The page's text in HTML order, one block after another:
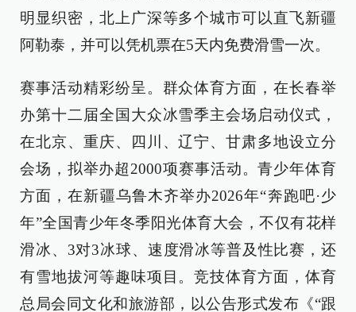
明显织密，北上广深等多个城市可以直飞新疆
阿勒泰，并可以凭机票在5天内免费滑雪一次。
赛事活动精彩纷呈。群众体育方面，在长春举
办第十二届全国大众冰雪季主会场启动仪式，
在北京、重庆、四川、辽宁、甘肃多地设立分
会场，拟举办超2000项赛事活动。青少年体育
方面，在新疆乌鲁木齐举办2026年“奔跑吧·少
年”全国青少年冬季阳光体育大会，不仅有花样
滑冰、3对3冰球、速度滑冰等普及性比赛，还
有雪地拔河等趣味项目。竞技体育方面，体育
总局会同文化和旅游部，以公告形式发布《“跟